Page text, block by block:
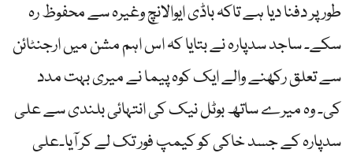
طور پر دفنا دیا ہے تاکہ باڈی ایوالانچ وغیرہ سے محفوظ رہ
سکے۔ ساجد سدپارہ نے بتایا کہ اس اہم مشن میں ارجنٹائن
سے تعلق رکھنے والے ایک کوہ پیما نے میری بہت مدد
کی۔ وہ میرے ساتھ بوٹل نیک کی انتہائی بلندی سے علی
سدپارہ کے جسد خاکی کو کیمپ فور تک لے کر آیا۔علی